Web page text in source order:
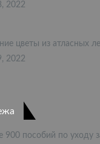
2022
цветы из атласных
2022
900 пособий по уходу